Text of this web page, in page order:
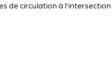
de circulation à l'intersection